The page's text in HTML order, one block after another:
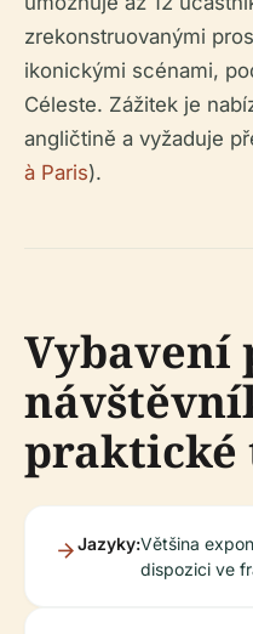
zrekonstruovanými
ikonickými scénami,
Céleste. Zážitek je
angličtině a vyžaduje
à Paris).
Vybavení
praktické
Jazyky:Většina
dispozici ve